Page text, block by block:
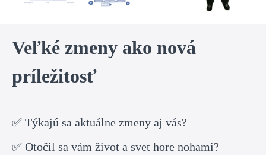
Veľké zmeny ako nová
príležitosť
✅ Týkajú sa aktuálne zmeny aj vás?
✅ Otočil sa vám život a svet hore nohami?